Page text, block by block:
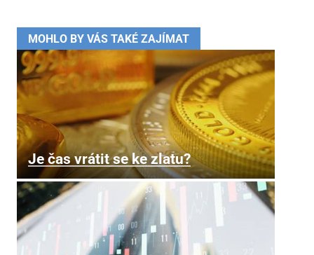
MOHLO BY VÁS TAKÉ ZAJÍMAT
Je čas vrátit se ke zlatu?